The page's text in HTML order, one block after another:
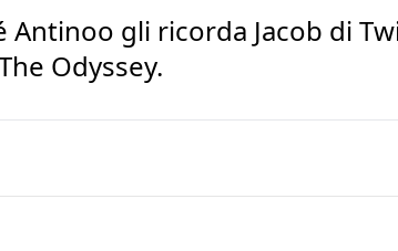
gli ricorda Jacob di
Odyssey.